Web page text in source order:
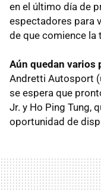
en el último día de
espectadores para
de que comience la
Aún quedan
Andretti Autosport
se espera que
Jr. y Ho Ping Tung,
oportunidad de